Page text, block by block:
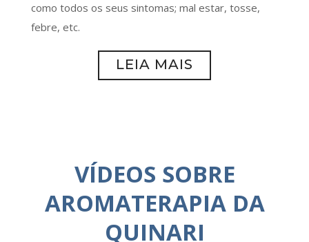
como todos os seus sintomas; mal estar, tosse,
febre, etc.
LEIA MAIS
VÍDEOS SOBRE
AROMATERAPIA DA
QUINARI